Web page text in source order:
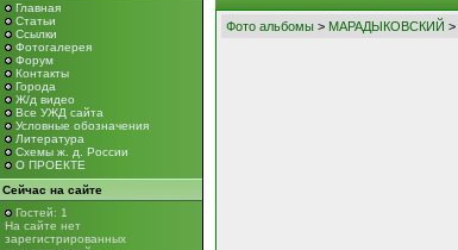
Главная
Статьи
Ссылки
Фотогалерея
Форум
Контакты
Города
Ж/д видео
Все УЖД сайта
Условные обозначения
Литература
Схемы ж. д. России
О ПРОЕКТЕ
Сейчас на сайте
Гостей: 1
На сайте нет
зарегистрированных
Фото альбомы > МАРАДЫКОВСКИЙ >